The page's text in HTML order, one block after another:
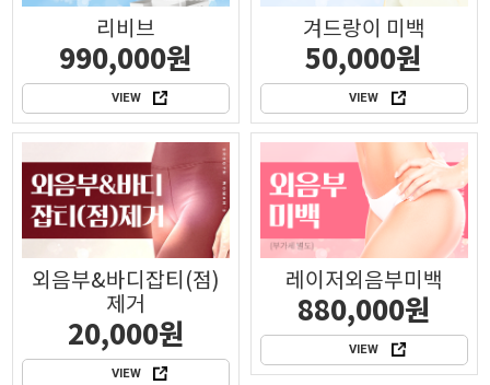
리비브
990,000원
VIEW
겨드랑이 미백
50,000원
VIEW
외음부&바디잡티(점)
제거
20,000원
VIEW
레이저외음부미백
880,000원
VIEW